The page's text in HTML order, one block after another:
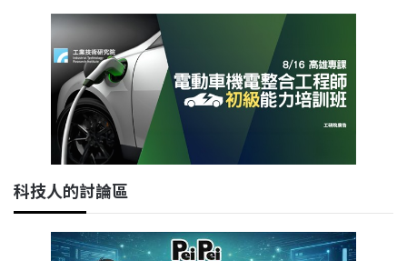
科技人的討論區